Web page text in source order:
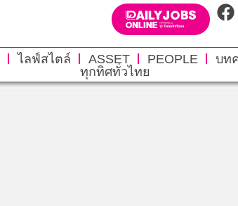
ไลฟ์สไตล์ ASSET PEOPLE บท
ทุกทิศทั่วไทย